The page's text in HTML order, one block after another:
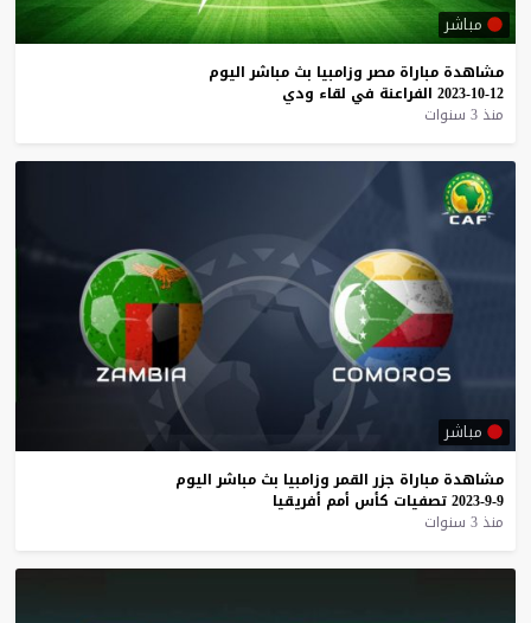
مباشر
مشاهدة مباراة مصر وزامبيا بث مباشر اليوم
12-10-2023
الفراعنة في لقاء ودي
منذ 3 سنوات
مباشر
مشاهدة مباراة جزر القمر وزامبيا بث مباشر اليوم
9-9-2023
تصفيات كأس أمم أفريقيا
منذ 3 سنوات